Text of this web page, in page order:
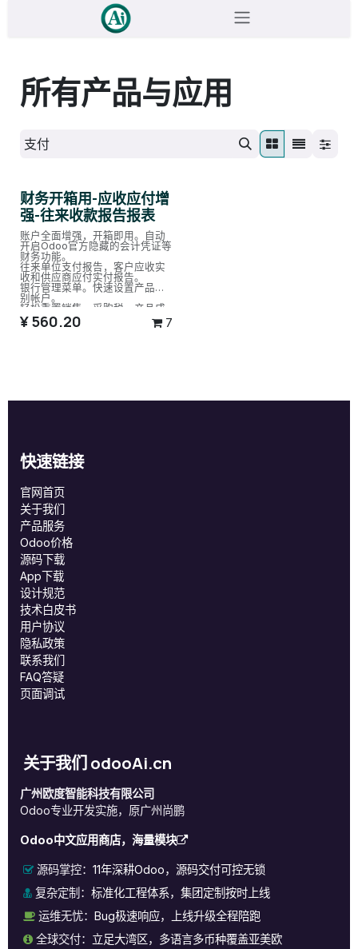
所有产品与应用
财务开箱用-应收应付增
强-往来收款报告报表
账户全面增强，开箱即用。自动
开启Odoo官方隐藏的会计凭证等
财务功能。
往来单位支付报告，客户应收实
收和供应商应付实付报告。
银行管理菜单。快速设置产品类
别帐户。
轻松重置销售、采购税。产品成
本额外小数点设置。
¥560.20 7
快速链接
官网首页
关于我们
产品服务
Odoo价格
源码下载
App下载
设计规范
技术白皮书
用户协议
‎隐私政策‎
联系我们
FAQ答疑
页面调试
关于我们 odooAi.cn
广州欧度智能科技有限公司
Odoo专业开发实施，原广州尚鹏
Odoo中文应用商店，海量模块
源码掌控： 11年深耕Odoo，源码交付可控无锁
复杂定制： 标准化工程体系，集团定制按时上线
运维无忧：
Bug极速响应，上线升级全程陪跑
全球交付： 立足大湾区，多语言多币种覆盖亚美欧